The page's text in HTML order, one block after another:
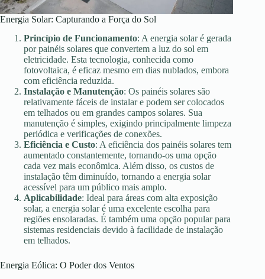
Energia Solar: Capturando a Força do Sol
Princípio de Funcionamento: A energia solar é gerada
por painéis solares que convertem a luz do sol em
eletricidade. Esta tecnologia, conhecida como
fotovoltaica, é eficaz mesmo em dias nublados, embora
com eficiência reduzida.
Instalação e Manutenção: Os painéis solares são
relativamente fáceis de instalar e podem ser colocados
em telhados ou em grandes campos solares. Sua
manutenção é simples, exigindo principalmente limpeza
periódica e verificações de conexões.
Eficiência e Custo: A eficiência dos painéis solares tem
aumentado constantemente, tornando-os uma opção
cada vez mais econômica. Além disso, os custos de
instalação têm diminuído, tornando a energia solar
acessível para um público mais amplo.
Aplicabilidade: Ideal para áreas com alta exposição
solar, a energia solar é uma excelente escolha para
regiões ensolaradas. É também uma opção popular para
sistemas residenciais devido à facilidade de instalação
em telhados.
Energia Eólica: O Poder dos Ventos